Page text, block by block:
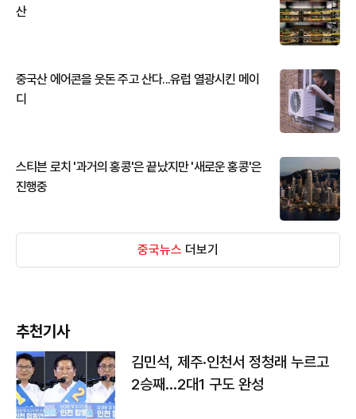
산
중국산 에어콘을 웃돈 주고 산다...유럽 열광시킨 메이
디
스티븐 로치 '과거의 홍콩'은 끝났지만 '새로운 홍콩'은
진행중
중국뉴스 더보기
추천기사
김민석, 제주·인천서 정청래 누르고
2승째…2대1 구도 완성